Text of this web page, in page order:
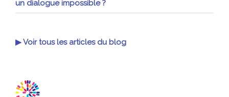
un dialogue impossible ?
▶ Voir tous les articles du blog